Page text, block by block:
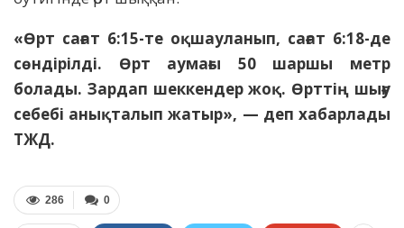
«Өрт сағат 6:15-те оқшауланып, сағат 6:18-де
сөндірілді. Өрт аумағы 50 шаршы метр
болады. Зардап шеккендер жоқ. Өрттің шығу
себебі анықталып жатыр», — деп хабарлады
ТЖД.
0
286